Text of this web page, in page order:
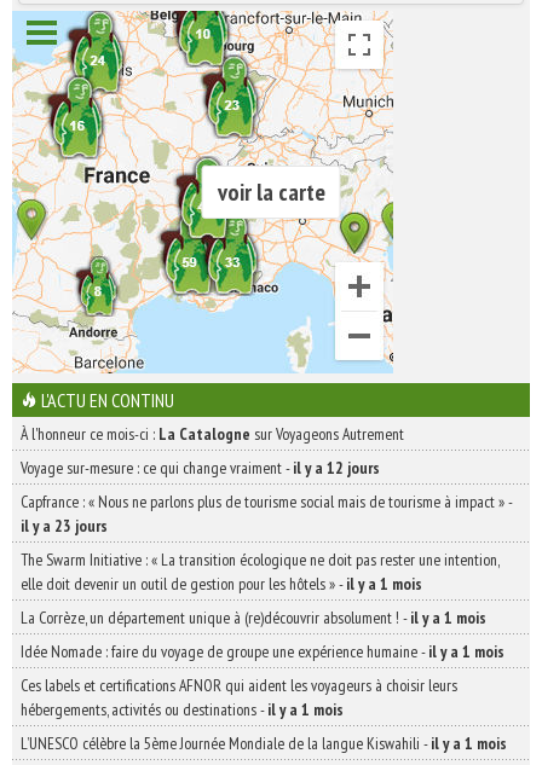
INSCRIVEZ-VOUS | ABONNEZ-VOUS
voir la carte
L'ACTU EN CONTINU
À l'honneur ce mois-ci : La Catalogne sur Voyageons Autrement
Voyage sur-mesure : ce qui change vraiment-il y a 12 jours
Capfrance : « Nous ne parlons plus de tourisme social mais de tourisme à impact »-
il y a 23 jours
The Swarm Initiative : « La transition écologique ne doit pas rester une intention,
elle doit devenir un outil de gestion pour les hôtels »-il y a 1 mois
La Corrèze, un département unique à (re)découvrir absolument ! -il y a 1 mois
Idée Nomade : faire du voyage de groupe une expérience humaine-il y a 1 mois
Ces labels et certifications AFNOR qui aident les voyageurs à choisir leurs
hébergements, activités ou destinations-il y a 1 mois
L’UNESCO célèbre la 5ème Journée Mondiale de la langue Kiswahili -il y a 1 mois